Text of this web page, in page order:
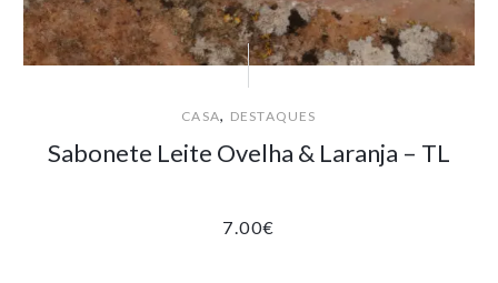
CASA, DESTAQUES
Sabonete Leite Ovelha & Laranja – TL
7.00€